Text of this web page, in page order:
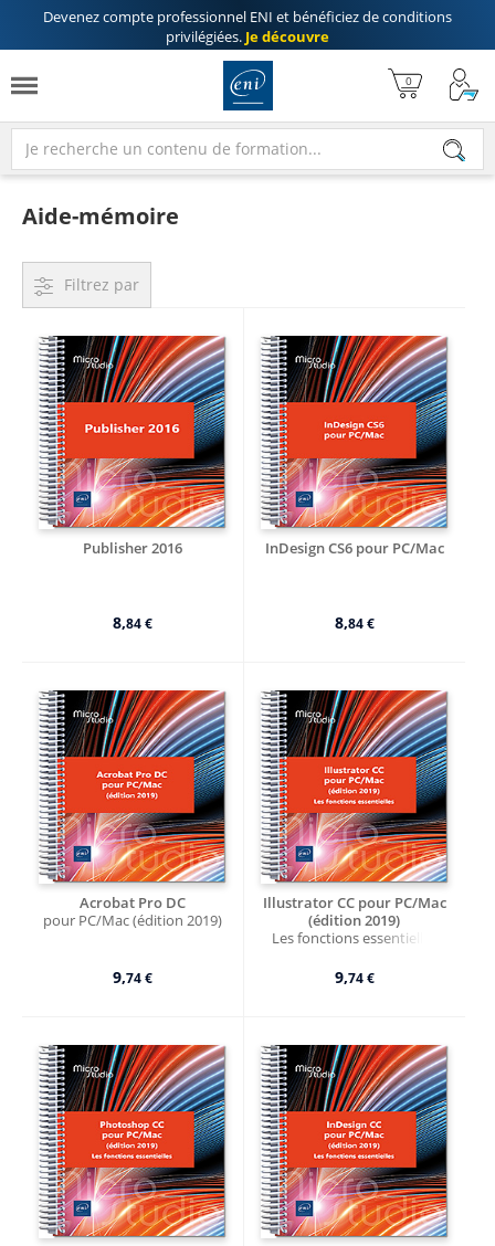
Devenez compte professionnel ENI et bénéficiez deconditions
privilégiées. Je découvre
Aide-mémoire
Filtrez par
Publisher 2016
8,84 €
InDesign CS6 pour PC/Mac
8,84 €
Acrobat Pro DC
pour PC/Mac (édition 2019)
9,74 €
Illustrator CC pour PC/Mac
(édition 2019)
Les fonctions essentielles
9,74 €